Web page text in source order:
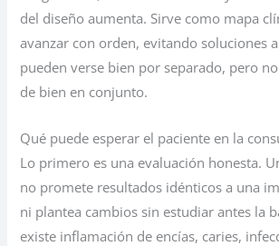
del diseño aumenta. Sirve como mapa
avanzar con orden, evitando soluciones
pueden verse bien por separado, pero
de bien en conjunto.
Qué puede esperar el paciente en la
Lo primero es una evaluación honesta.
no promete resultados idénticos a una
ni plantea cambios sin estudiar antes la
existe inflamación de encías, caries,